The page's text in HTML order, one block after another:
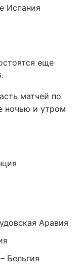
Испания
еще
матчей по
ночью и утром
Аравия
Бельгия